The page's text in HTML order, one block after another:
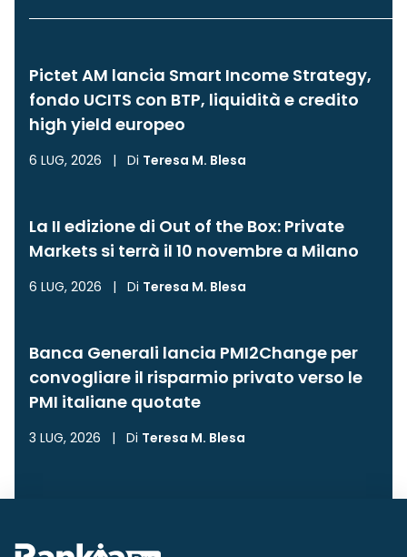
Pictet AM lancia Smart Income Strategy,
fondo UCITS con BTP, liquidità e credito
high yield europeo
6 LUG, 2026 | Di Teresa M. Blesa
La II edizione di Out of the Box: Private
Markets si terrà il 10 novembre a Milano
6 LUG, 2026 | Di Teresa M. Blesa
Banca Generali lancia PMI2Change per
convogliare il risparmio privato verso le
PMI italiane quotate
3 LUG, 2026 | Di Teresa M. Blesa